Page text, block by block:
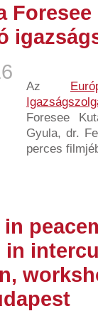
Az
Foresee
Gyula, dr.
perces
in